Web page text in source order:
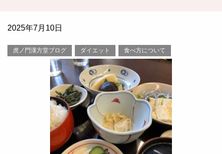
2025年7月10日
虎ノ門漢方堂ブログ ダイエット 食べ方について